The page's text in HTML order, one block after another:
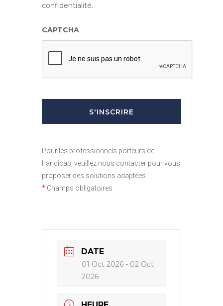
confidentialité.
CAPTCHA
Pour les professionnels porteurs de
handicap, veuillez nous contacter pour vous
proposer des solutions adaptées.
* Champs obligatoires
DATE
01 Oct 2026 - 02 Oct
2026